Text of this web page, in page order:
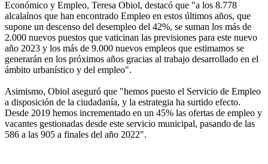
Económico y Empleo, Teresa Obiol, destacó que "a los 8.778
alcalaínos que han encontrado Empleo en estos últimos años, que
supone un descenso del desempleo del 42%, se suman los más de
2.000 nuevos puestos que vaticinan las previsiones para este nuevo
año 2023 y los más de 9.000 nuevos empleos que estimamos se
generarán en los próximos años gracias al trabajo desarrollado en el
ámbito urbanístico y del empleo".
Asimismo, Obiol aseguró que "hemos puesto el Servicio de Empleo
a disposición de la ciudadanía, y la estrategia ha surtido efecto.
Desde 2019 hemos incrementado en un 45% las ofertas de empleo y
vacantes gestionadas desde este servicio municipal, pasando de las
586 a las 905 a finales del año 2022".